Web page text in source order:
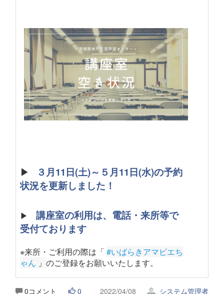
▶
３月11日(土)～５月11日(水)の予約
状況を更新しました！
▶ 講座室の利用は、電話・来所等で
受付ております
※来所・ご利用の際は「 #いばらきアマビエち
ゃん 」 のご登録をお願いいたします。
0コメント 0 2022/04/08 システム管理者